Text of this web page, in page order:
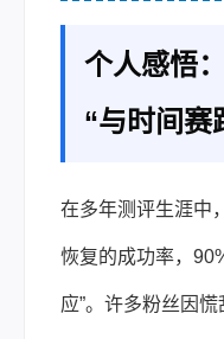
个人感悟
“与时间赛
在多年测评生涯中
恢复的成功率，
应”。许多粉丝因